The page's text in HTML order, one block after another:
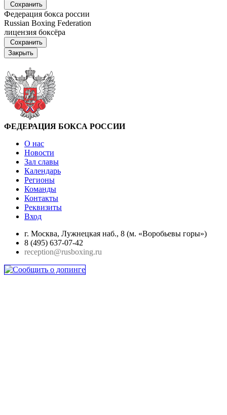
Сохранить
Федерация бокса россии
Russian Boxing Federation
лицензия боксёра
Сохранить
Закрыть
ФЕДЕРАЦИЯ БОКСА РОССИИ
О нас
Новости
Зал славы
Календарь
Регионы
Команды
Контакты
Реквизиты
Вход
г. Москва, Лужнецкая наб., 8 (м. «Воробьевы горы»)
8 (495) 637-07-42
reception@rusboxing.ru